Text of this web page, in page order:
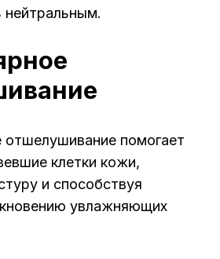
нейтральным.
отшелушивание помогает
клетки кожи,
и способствуя
увлажняющих